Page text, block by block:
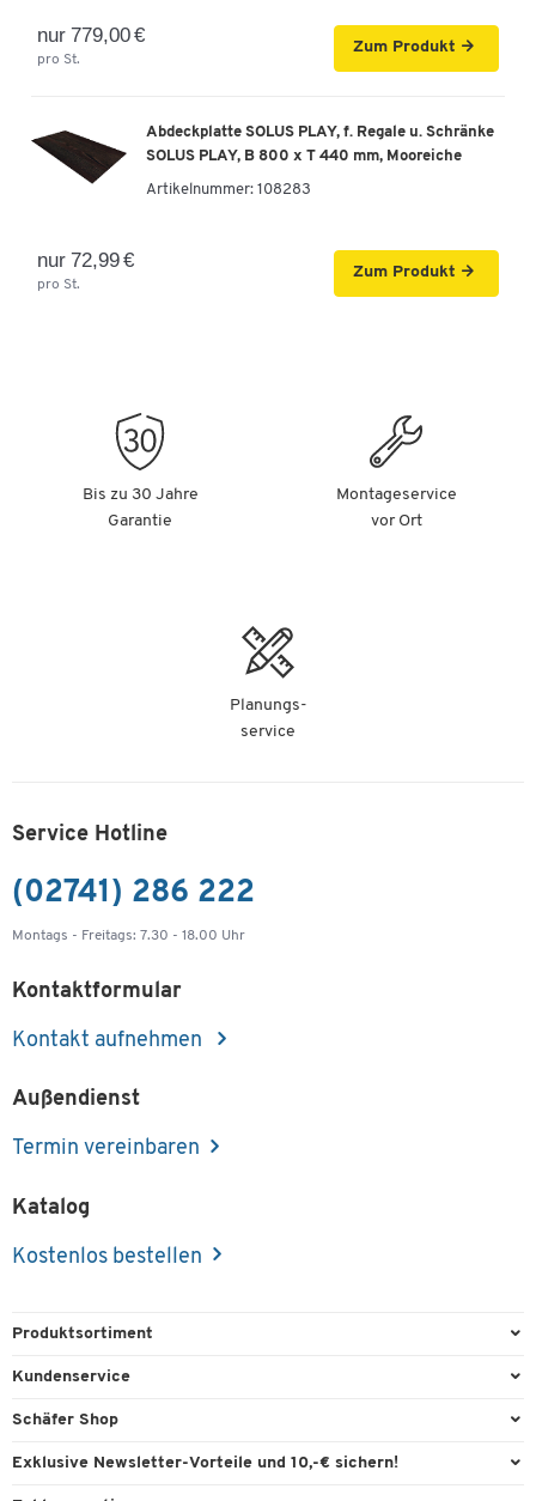
nur 779,00 €
pro St.
Zum Produkt
Abdeckplatte SOLUS PLAY, f. Regale u. Schränke
SOLUS PLAY, B 800 x T 440 mm, Mooreiche
Artikelnummer: 108283
nur 72,99 €
pro St.
Zum Produkt
Bis zu 30 Jahre
Garantie
Montageservice
vor Ort
Planungs-
service
Service Hotline
(02741) 286 222
Montags - Freitags: 7.30 - 18.00 Uhr
Kontaktformular
Kontakt aufnehmen
Außendienst
Termin vereinbaren
Katalog
Kostenlos bestellen
Produktsortiment
Büroausstattung
Kundenservice
Direktbestellung
Schäfer Shop
Services & Leistungen
Exklusive Newsletter-Vorteile und 10,-€ sichern!
Willkommensgutschein